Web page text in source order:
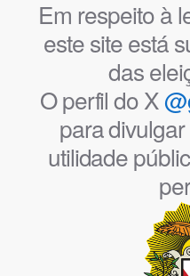
Em respeito à
este site está
das
O perfil do X
para
utilidade